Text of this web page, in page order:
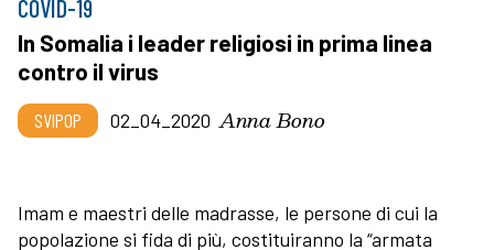
COVID-19
In Somalia i leader religiosi in prima linea
contro il virus
SVIPOP 02_04_2020 Anna Bono
Imam e maestri delle madrasse, le persone di cui la
popolazione si fida di più, costituiranno la “armata